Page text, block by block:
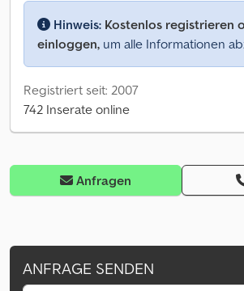
Hinweis: Kostenlos registrieren
einloggen, um alle Informationen
Registriert seit: 2007
742 Inserate online
Anfragen
ANFRAGE SENDEN